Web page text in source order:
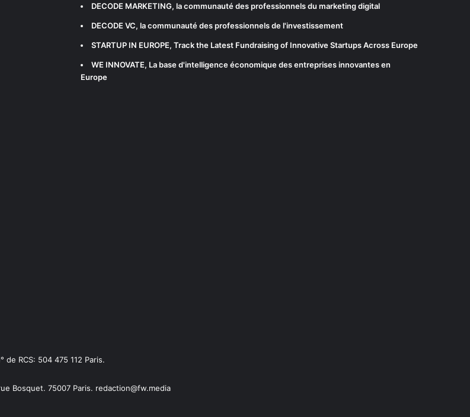
DECODE MARKETING, la communauté des professionnels du marketing digital
DECODE VC, la communauté des professionnels de l'investissement
STARTUP IN EUROPE, Track the Latest Fundraising of Innovative Startups Across Europe
WE INNOVATE, La base d'intelligence économique des entreprises innovantes en
Europe
de RCS: 504 475 112 Paris.
Bosquet. 75007 Paris. redaction@fw.media